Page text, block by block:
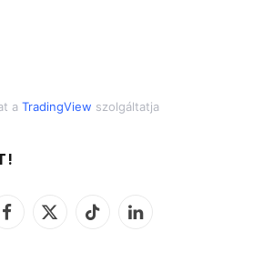
a TradingView szolgáltatja
Facebook
X
TikTok LinkedIn